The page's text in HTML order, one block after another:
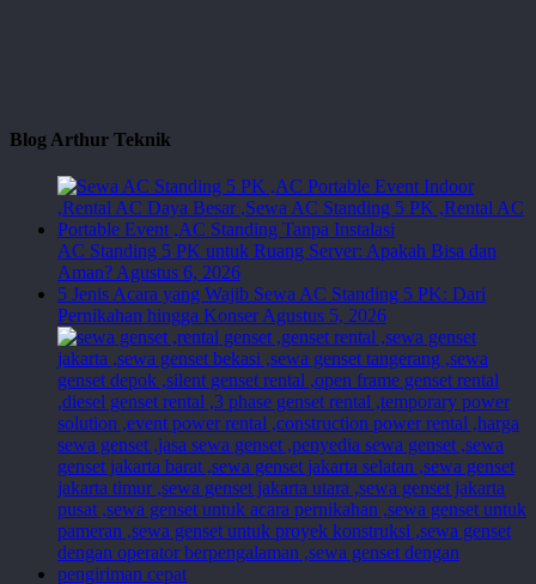
Blog Arthur Teknik
AC Standing 5 PK untuk Ruang Server: Apakah Bisa dan
Aman? Agustus 6, 2026
5 Jenis Acara yang Wajib Sewa AC Standing 5 PK: Dari
Pernikahan hingga Konser Agustus 5, 2026